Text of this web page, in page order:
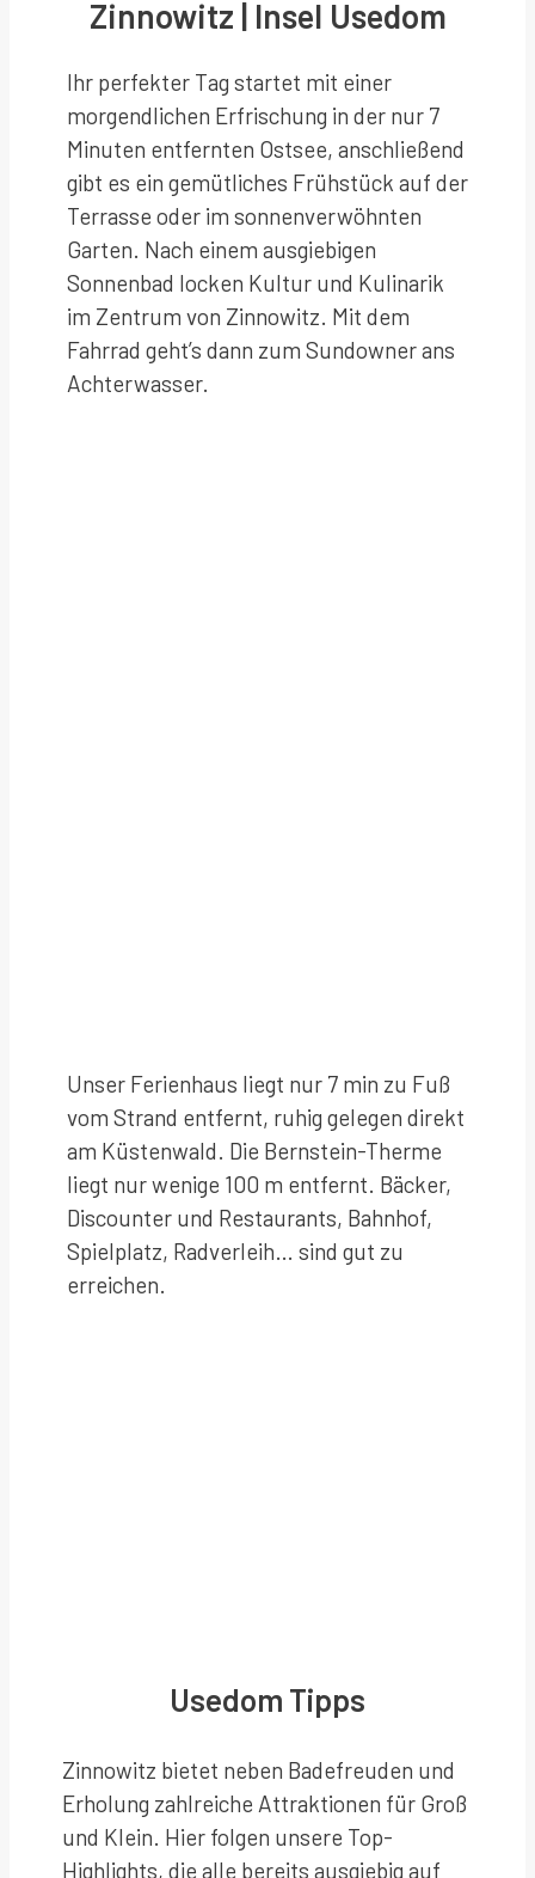
Zinnowitz | Insel Usedom
Ihr perfekter Tag startet mit einer
morgendlichen Erfrischung in der nur 7
Minuten entfernten Ostsee, anschließend
gibt es ein gemütliches Frühstück auf der
Terrasse oder im sonnenverwöhnten
Garten. Nach einem ausgiebigen
Sonnenbad locken Kultur und Kulinarik
im Zentrum von Zinnowitz. Mit dem
Fahrrad geht’s dann zum Sundowner ans
Achterwasser.
Unser Ferienhaus liegt nur 7 min zu Fuß
vom Strand entfernt, ruhig gelegen direkt
am Küstenwald. Die Bernstein-Therme
liegt nur wenige 100 m entfernt. Bäcker,
Discounter und Restaurants, Bahnhof,
Spielplatz, Radverleih… sind gut zu
erreichen.
Usedom Tipps
Zinnowitz bietet neben Badefreuden und
Erholung zahlreiche Attraktionen für Groß
und Klein. Hier folgen unsere Top-
Highlights, die alle bereits ausgiebig auf